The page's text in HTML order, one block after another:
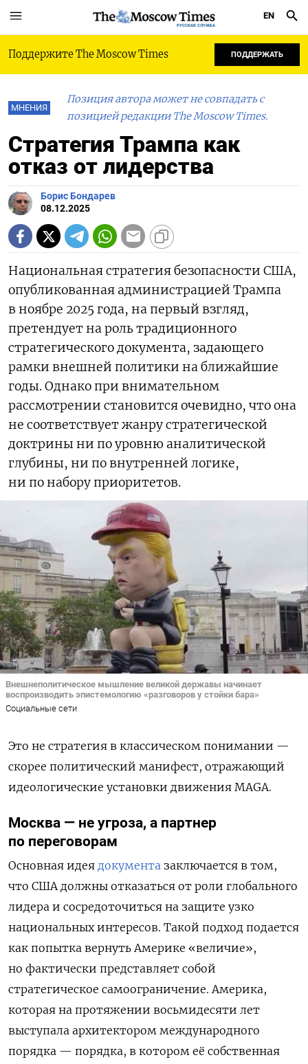
РУССКАЯ СЛУЖБА
EN
Поддержите The Moscow Times ПОДДЕРЖАТЬ
МНЕНИЯ
Позиция автора может не совпадать с
позицией редакции The Moscow Times.
Стратегия Трампа как
отказ от лидерства
Борис Бондарев
08.12.2025
Национальная стратегия безопасности США,
опубликованная администрацией Трампа
в ноябре 2025 года, на первый взгляд,
претендует на роль традиционного
стратегического документа, задающего
рамки внешней политики на ближайшие
годы. Однако при внимательном
рассмотрении становится очевидно, что она
не соответствует жанру стратегической
доктрины ни по уровню аналитической
глубины, ни по внутренней логике,
ни по набору приоритетов.
Внешнеполитическое мышление великой державы начинает
воспроизводить эпистемологию «разговоров у стойки бара»
Социальные сети
Это не стратегия в классическом понимании —
скорее политический манифест, отражающий
идеологические установки движения MAGA.
Москва — не угроза, а партнер
по переговорам
Основная идея документа заключается в том,
что США должны отказаться от роли глобального
лидера и сосредоточиться на защите узко
национальных интересов. Такой подход подается
как попытка вернуть Америке «величие»,
но фактически представляет собой
стратегическое самоограничение. Америка,
которая на протяжении восьмидесяти лет
выступала архитектором международного
порядка — порядка, в котором её собственная